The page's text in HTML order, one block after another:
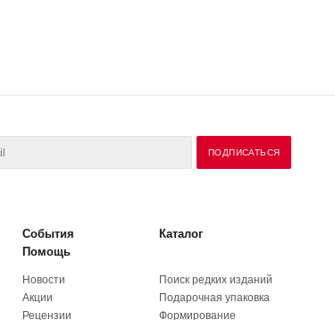
События
Каталог
Помощь
Новости
Акции
Рецензии
Поиск редких изданий
Подарочная упаковка
Формирование